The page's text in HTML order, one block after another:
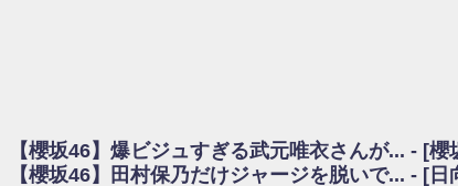
乃木坂欅坂まとめのまとめ / 【日向坂46】この月、何かあるのか！？
欅坂/日向坂46まとめのまとめ / 【櫻坂46】ミーグリで喧嘩！？山下瞳
【櫻坂46】爆ビジュすぎる武元唯衣さんが... - [
【櫻坂46】田村保乃だけジャージを脱いで... - [